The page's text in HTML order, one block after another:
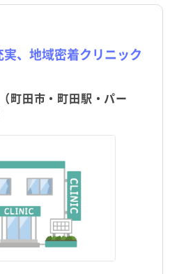
、地域密着クリニック
町田市・町田駅・パー